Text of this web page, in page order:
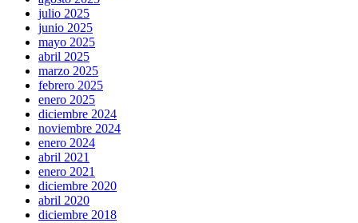
julio 2025
junio 2025
mayo 2025
abril 2025
marzo 2025
febrero 2025
enero 2025
diciembre 2024
noviembre 2024
enero 2024
abril 2021
enero 2021
diciembre 2020
abril 2020
diciembre 2018